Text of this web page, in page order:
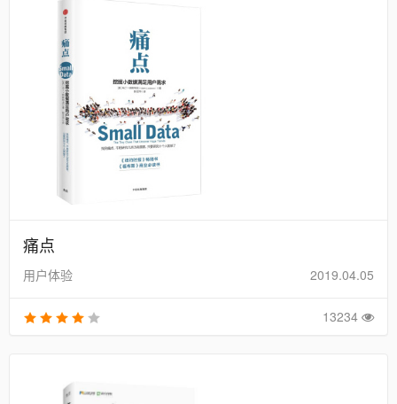
痛点
用户体验 2019.04.05
13234